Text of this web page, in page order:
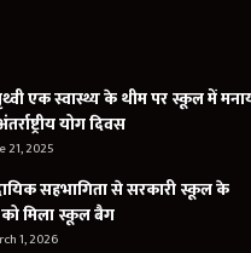
एक स्वास्थ्य के थीम पर स्कूल में
योग दिवस
21, 2025
सहभागिता से सरकारी स्कूल के
को मिला स्कूल बैग
1, 2026